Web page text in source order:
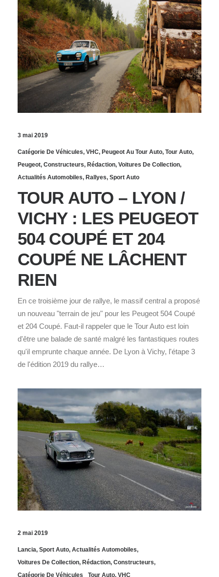
3 mai 2019
Catégorie De Véhicules, VHC, Peugeot Au Tour Auto, Tour Auto,
Peugeot, Constructeurs, Rédaction, Voitures De Collection,
Actualités Automobiles, Rallyes, Sport Auto
TOUR AUTO – LYON /
VICHY : LES PEUGEOT
504 COUPÉ ET 204
COUPÉ NE LÂCHENT
RIEN
En ce troisième jour de rallye, le massif central a proposé
un nouveau "terrain de jeu" pour les Peugeot 504 Coupé
et 204 Coupé. Faut-il rappeler que le Tour Auto est loin
d'être une balade de santé malgré les fantastiques routes
qu'il emprunte chaque année. De Lyon à Vichy, l'étape 3
de l'édition 2019 du rallye…
2 mai 2019
Lancia, Sport Auto, Actualités Automobiles,
Voitures De Collection, Rédaction, Constructeurs,
Catégorie De Véhicules
Tour Auto, VHC